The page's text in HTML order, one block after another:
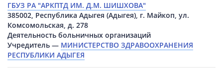
ГБУЗ РА "АРКПТД ИМ. Д.М. ШИШХОВА"
385002, Республика Адыгея (Адыгея), г. Майкоп, ул.
Комсомольская, д. 278
Деятельность больничных организаций
Учредитель — МИНИСТЕРСТВО ЗДРАВООХРАНЕНИЯ
РЕСПУБЛИКИ АДЫГЕЯ